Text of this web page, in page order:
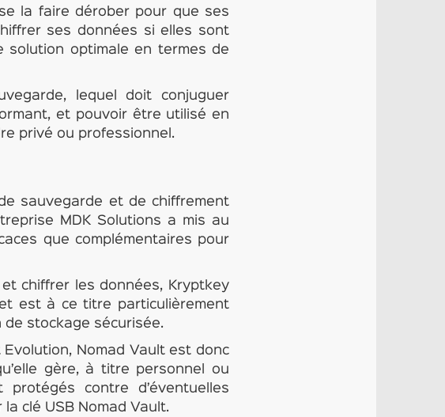
la faire dérober pour que ses
ses données si elles sont
optimale en termes de
lequel doit conjuguer
et pouvoir être utilisé en
privé ou professionnel.
sauvegarde et de chiffrement
MDK Solutions a mis au
que complémentaires pour
chiffrer les données, Kryptkey
est à ce titre particulièrement
stockage sécurisée.
Nomad Vault est donc
gère, à titre personnel ou
contre d’éventuelles
clé USB Nomad Vault.